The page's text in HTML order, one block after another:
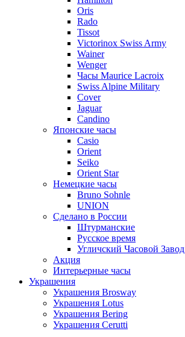
Oris
Rado
Tissot
Victorinox Swiss Army
Wainer
Wenger
Часы Maurice Lacroix
Swiss Alpine Military
Cover
Jaguar
Candino
Японские часы
Casio
Orient
Seiko
Orient Star
Немецкие часы
Bruno Sohnle
UNION
Сделано в России
Штурманские
Русское время
Угличский Часовой Завод
Акция
Интерьерные часы
Украшения
Украшения Brosway
Украшения Lotus
Украшения Bering
Украшения Cerutti